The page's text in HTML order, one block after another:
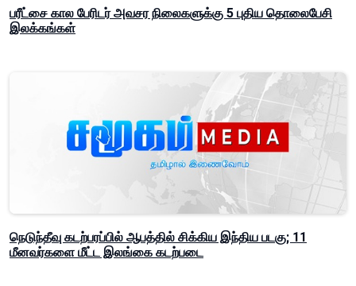
பரீட்சை கால பேரிடர் அவசர நிலைகளுக்கு 5 புதிய தொலைபேசி
இலக்கங்கள்
நெடுந்தீவு கடற்பரப்பில் ஆபத்தில் சிக்கிய இந்திய படகு; 11
மீனவர்களை மீட்ட இலங்கை கடற்படை